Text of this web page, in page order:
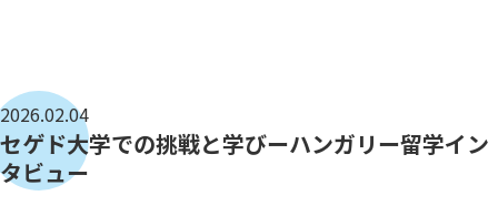
2026.02.04
セゲド大学での挑戦と学びーハンガリー留学イン
タビュー